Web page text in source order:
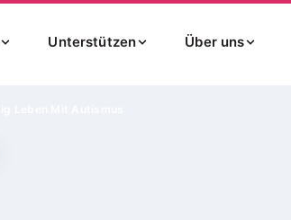
Unterstützen Über uns